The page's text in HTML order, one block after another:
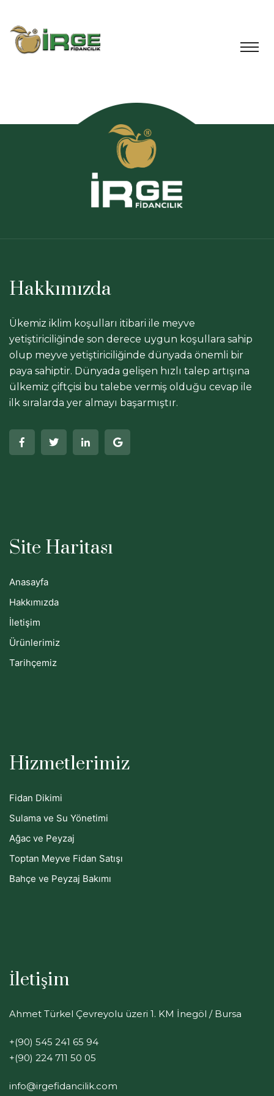
Hakkımızda
Ükemiz iklim koşulları itibari ile meyve
yetiştiriciliğinde son derece uygun koşullara sahip
olup meyve yetiştiriciliğinde dünyada önemli bir
paya sahiptir. Dünyada gelişen hızlı talep artışına
ülkemiz çiftçisi bu talebe vermiş olduğu cevap ile
ilk sıralarda yer almayı başarmıştır.
Site Haritası
Anasayfa
Hakkımızda
İletişim
Ürünlerimiz
Tarihçemiz
Hizmetlerimiz
Fidan Dikimi
Sulama ve Su Yönetimi
Ağac ve Peyzaj
Toptan Meyve Fidan Satışı
Bahçe ve Peyzaj Bakımı
İletişim
Ahmet Türkel Çevreyolu üzeri 1. KM İnegöl / Bursa
+(90) 545 241 65 94
+(90) 224 711 50 05
info@irgefidancilik.com